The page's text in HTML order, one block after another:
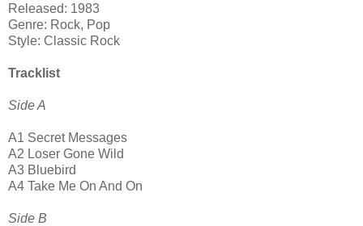
Released: 1983
Genre: Rock, Pop
Style: Classic Rock
Tracklist
Side A
A1 Secret Messages
A2 Loser Gone Wild
A3 Bluebird
A4 Take Me On And On
Side B